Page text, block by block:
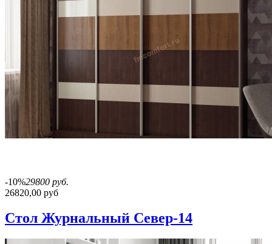
-10%29800 руб.
26820,00 руб
Стол Журнальный Север-14